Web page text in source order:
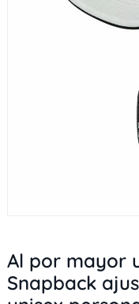
Al por mayor
Snapback